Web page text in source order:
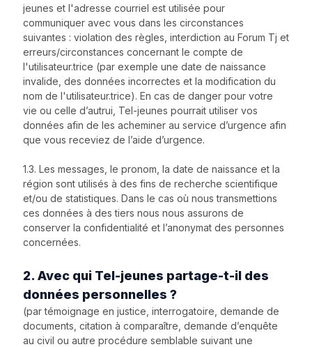
jeunes et l'adresse courriel est utilisée pour
communiquer avec vous dans les circonstances
suivantes : violation des règles, interdiction au Forum Tj et
erreurs/circonstances concernant le compte de
l'utilisateur.trice (par exemple une date de naissance
invalide, des données incorrectes et la modification du
nom de l'utilisateur.trice). En cas de danger pour votre
vie ou celle d’autrui, Tel-jeunes pourrait utiliser vos
données afin de les acheminer au service d’urgence afin
que vous receviez de l’aide d’urgence.
1.3. Les messages, le pronom, la date de naissance et la
région sont utilisés à des fins de recherche scientifique
et/ou de statistiques. Dans le cas où nous transmettions
ces données à des tiers nous nous assurons de
conserver la confidentialité et l’anonymat des personnes
concernées.
2. Avec qui Tel-jeunes partage-t-il des
données personnelles ?
(par témoignage en justice, interrogatoire, demande de
documents, citation à comparaître, demande d’enquête
au civil ou autre procédure semblable suivant une